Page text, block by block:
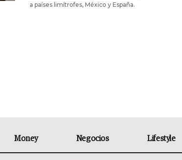
a países limítrofes, México y España.
Money Negocios Lifestyle